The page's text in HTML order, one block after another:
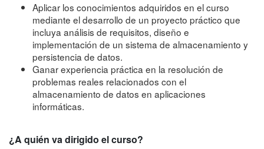
Aplicar los conocimientos adquiridos en el curso
mediante el desarrollo de un proyecto práctico que
incluya análisis de requisitos, diseño e
implementación de un sistema de almacenamiento y
persistencia de datos.
Ganar experiencia práctica en la resolución de
problemas reales relacionados con el
almacenamiento de datos en aplicaciones
informáticas.
¿A quién va dirigido el curso?